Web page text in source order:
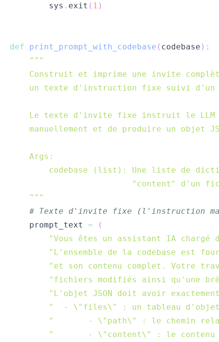
        sys
. exit ( 1 )
def print_prompt_with_codebase ( codebase ) :
    """
# Texte d'invite fixe (l'instruction
    prompt_text
=
(
"Vous êtes un assistant IA
"L'ensemble de la codebase est
"et son contenu complet. Votre
"fichiers modifiés ainsi qu'une
"L'objet JSON doit avoir
"  - \"files\" : un tableau
"       - \"path\" : le chemin
"       - \"content\" : le contenu